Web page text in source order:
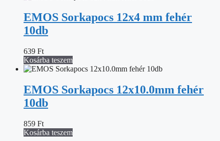
EMOS Sorkapocs 12x4 mm fehér
10db
639 Ft
Kosárba teszem
EMOS Sorkapocs 12x10.0mm fehér
10db
859 Ft
Kosárba teszem